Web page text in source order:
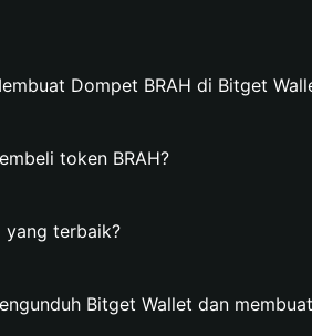
Dompet BRAH di Bitget
token BRAH?
yang terbaik?
Bitget Wallet dan